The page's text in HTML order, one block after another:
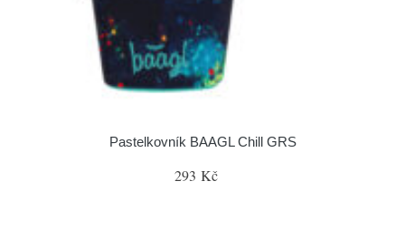
Pastelkovník BAAGL Chill GRS
293 Kč